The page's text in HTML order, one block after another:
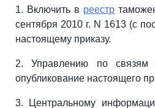
1. Включить в реестр
сентября 2010 г. N 1613 (с
настоящему приказу.
2. Управлению по связям
опубликование настоящего
3. Центральному